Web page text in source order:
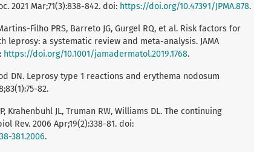
2021 Mar;71(3):838-842. doi: https://doi.org/10.47391/JPMA.878.
Filho PRS, Barreto JG, Gurgel RQ, et al. Risk factors for
a systematic review and meta-analysis. JAMA
https://doi.org/10.1001/jamadermatol.2019.1768.
DN. Leprosy type 1 reactions and erythema nodosum
82.
Krahenbuhl JL, Truman RW, Williams DL. The continuing
Rev. 2006 Apr;19(2):338-81. doi:
381.2006.